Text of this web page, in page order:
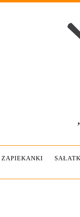
ZAPIEKANKI